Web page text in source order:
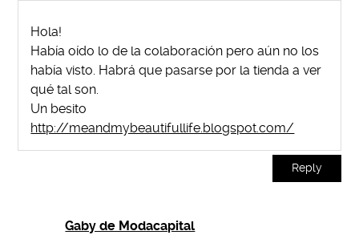
Hola!
Había oído lo de la colaboración pero aún no los
había visto. Habrá que pasarse por la tienda a ver
qué tal son.
Un besito
http://meandmybeautifullife.blogspot.com/
Reply
Gaby de Modacapital